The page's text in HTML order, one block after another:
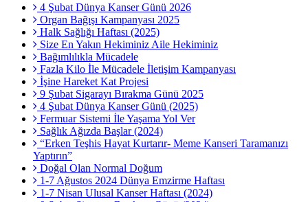
4 Şubat Dünya Kanser Günü 2026
Organ Bağışı Kampanyası 2025
Halk Sağlığı Haftası (2025)
Size En Yakın Hekiminiz Aile Hekiminiz
Bağımlılıkla Mücadele
Fazla Kilo İle Mücadele İletişim Kampanyası
İşine Hareket Kat Projesi
9 Şubat Sigarayı Bırakma Günü 2025
4 Şubat Dünya Kanser Günü (2025)
Fermuar Sistemi İle Yaşama Yol Ver
Sağlık Ağızda Başlar (2024)
“Erken Teşhis Hayat Kurtarır- Meme Kanseri Taramanızı
Yaptırın”
Doğal Olan Normal Doğum
1-7 Ağustos 2024 Dünya Emzirme Haftası
1-7 Nisan Ulusal Kanser Haftası (2024)